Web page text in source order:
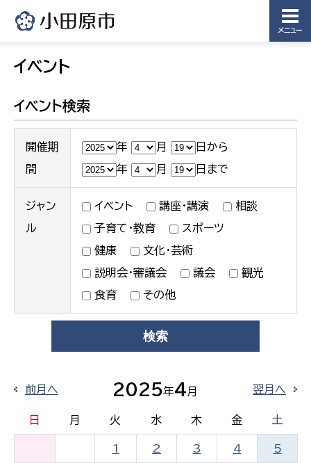
メニュー
務局
会事務局
議会総務
イベント
イベント検索
開催期
間
年 月
日から
年
月 日まで
ジャン
ル
イベント 講座・講演
相談
子育て・教育
スポーツ
健康
文化・芸術
説明会・審議会
議会
観光
食育
その他
前月へ 2025年4月 翌月へ
日 月 火 水 木 金 土
1 2 3 4 5